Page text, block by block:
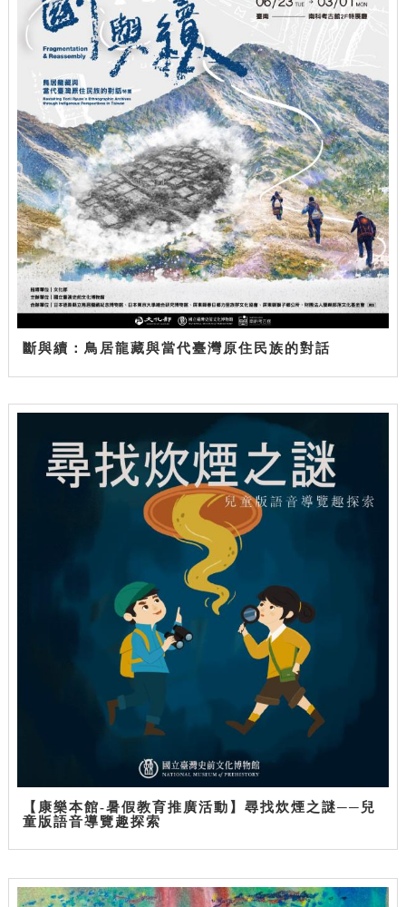
斷與續：鳥居龍藏與當代臺灣原住民族的對話
【康樂本館-暑假教育推廣活動】尋找炊煙之謎──兒
童版語音導覽趣探索